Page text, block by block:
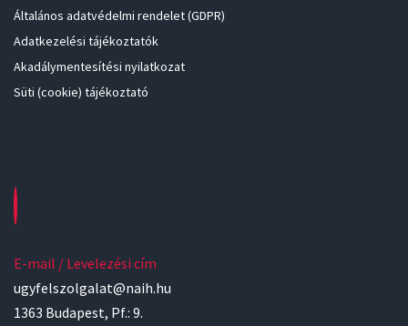
Általános adatvédelmi rendelet (GDPR)
Adatkezelési tájékoztatók
Akadálymentesítési nyilatkozat
Süti (cookie) tájékoztató
E-mail / Levelezési cím
ugyfelszolgalat@naih.hu
1363 Budapest, Pf.: 9.